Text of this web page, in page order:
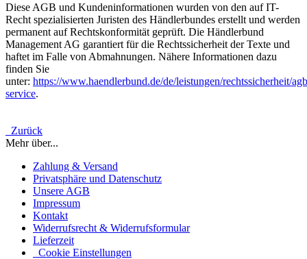
Diese AGB und Kundeninformationen wurden von den auf IT-
Recht spezialisierten Juristen des Händlerbundes erstellt und werden
permanent auf Rechtskonformität geprüft. Die Händlerbund
Management AG garantiert für die Rechtssicherheit der Texte und
haftet im Falle von Abmahnungen. Nähere Informationen dazu
finden Sie
unter: https://www.haendlerbund.de/de/leistungen/rechtssicherheit/
service.
Zurück
Mehr über...
Zahlung & Versand
Privatsphäre und Datenschutz
Unsere AGB
Impressum
Kontakt
Widerrufsrecht & Widerrufsformular
Lieferzeit
Cookie Einstellungen